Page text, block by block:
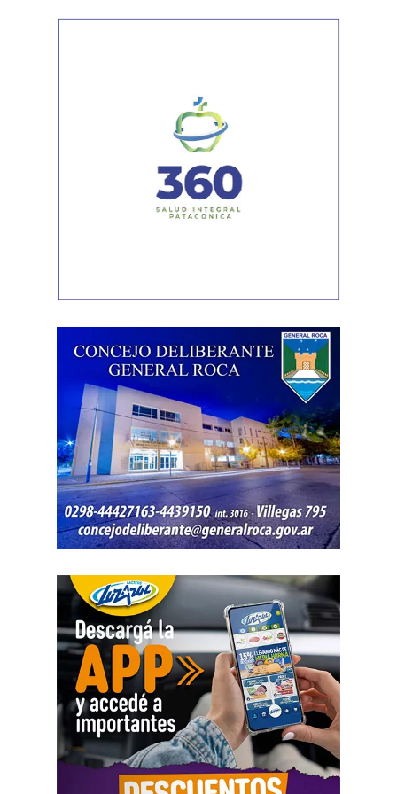
investigación que continúa bajo la órbita del Ministerio